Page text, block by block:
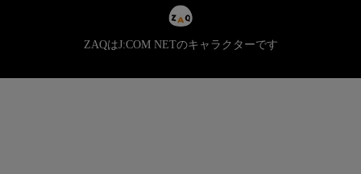
ZAQはJ:COM NETのキャラクターです